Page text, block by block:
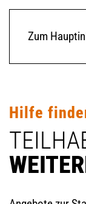
Zum
Hilfe